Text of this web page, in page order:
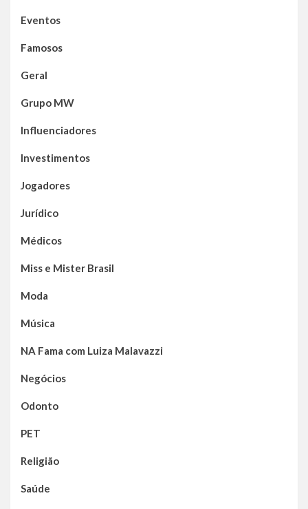
Eventos
Famosos
Geral
Grupo MW
Influenciadores
Investimentos
Jogadores
Jurídico
Médicos
Miss e Mister Brasil
Moda
Música
NA Fama com Luiza Malavazzi
Negócios
Odonto
PET
Religião
Saúde